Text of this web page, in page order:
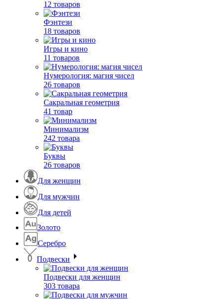
12 товаров
Фэнтези
18 товаров
Игры и кино
11 товаров
Нумерология: магия чисел
26 товаров
Сакральная геометрия
41 товар
Минимализм
242 товара
Буквы
26 товаров
Для женщин
Для мужчин
Для детей
Золото
Серебро
Подвески
Подвески для женщин
303 товара